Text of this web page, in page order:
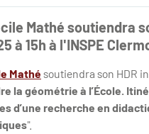
Mathé soutiendra
à 15h à l'INSPE
Mathé soutiendra son HDR
la géométrie à l’École.
d’une recherche en
".